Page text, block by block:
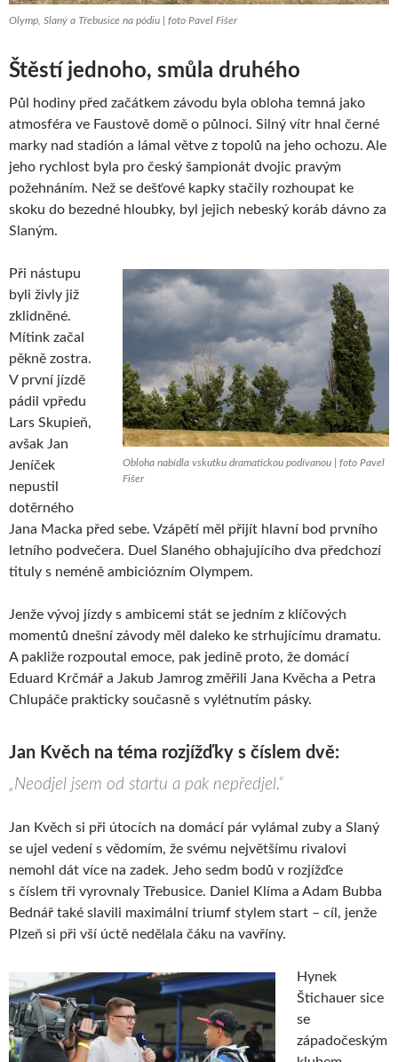
Olymp, Slaný a Třebusice na pódiu | foto Pavel Fišer
Štěstí jednoho, smůla druhého
Půl hodiny před začátkem závodu byla obloha temná jako
atmosféra ve Faustově domě o půlnoci. Silný vítr hnal černé
marky nad stadión a lámal větve z topolů na jeho ochozu. Ale
jeho rychlost byla pro český šampionát dvojic pravým
požehnáním. Než se dešťové kapky stačily rozhoupat ke
skoku do bezedné hloubky, byl jejich nebeský koráb dávno za
Slaným.
Obloha nabídla vskutku dramatickou podívanou | foto Pavel
Fišer
Při nástupu
byli živly již
zklidněné.
Mítink začal
pěkně zostra.
V první jízdě
pádil vpředu
Lars Skupieň,
avšak Jan
Jeníček
nepustil
dotěrného
Jana Macka před sebe. Vzápětí měl přijít hlavní bod prvního
letního podvečera. Duel Slaného obhajujícího dva předchozí
tituly s neméně ambiciózním Olympem.
Jenže vývoj jízdy s ambicemi stát se jedním z klíčových
momentů dnešní závody měl daleko ke strhujícímu dramatu.
A pakliže rozpoutal emoce, pak jedině proto, že domácí
Eduard Krčmář a Jakub Jamrog změřili Jana Kvěcha a Petra
Chlupáče prakticky současně s vylétnutím pásky.
Jan Kvěch na téma rozjížďky s číslem dvě:
„Neodjel jsem od startu a pak nepředjel.“
Jan Kvěch si při útocích na domácí pár vylámal zuby a Slaný
se ujel vedení s vědomím, že svému největšímu rivalovi
nemohl dát více na zadek. Jeho sedm bodů v rozjížďce
s číslem tři vyrovnaly Třebusice. Daniel Klíma a Adam Bubba
Bednář také slavili maximální triumf stylem start – cíl, jenže
Plzeň si při vší úctě nedělala čáku na vavříny.
Hynek
Štichauer sice
se
západočeským